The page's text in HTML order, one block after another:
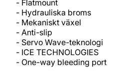
- Flatmount
- Hydrauliska broms
- Mekaniskt växel
- Anti-slip
- Servo Wave-teknologi
- ICE TECHNOLOGIES
- One-way bleeding port